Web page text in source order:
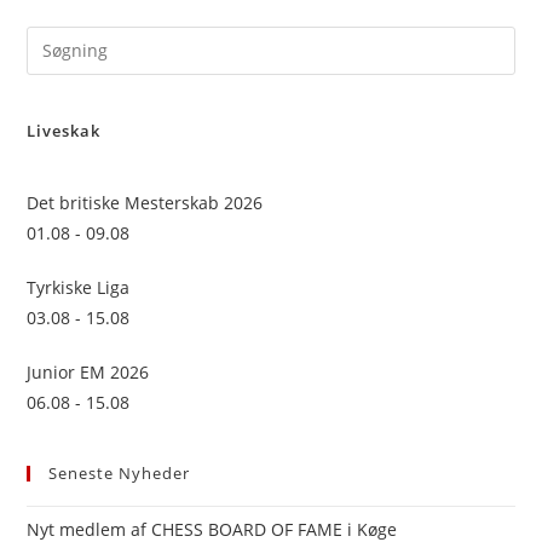
Liveskak
Det britiske Mesterskab 2026
01.08 - 09.08
Tyrkiske Liga
03.08 - 15.08
Junior EM 2026
06.08 - 15.08
Seneste Nyheder
Nyt medlem af CHESS BOARD OF FAME i Køge